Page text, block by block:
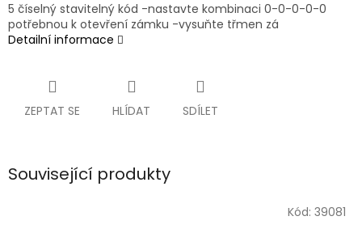
5 číselný stavitelný kód -nastavte kombinaci 0-0-0-0-0
potřebnou k otevření zámku -vysuňte třmen zá
Detailní informace
ZEPTAT SE HLÍDAT SDÍLET
Související produkty
Kód: 39081